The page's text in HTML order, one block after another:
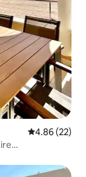
Calificación
4.86 (22)